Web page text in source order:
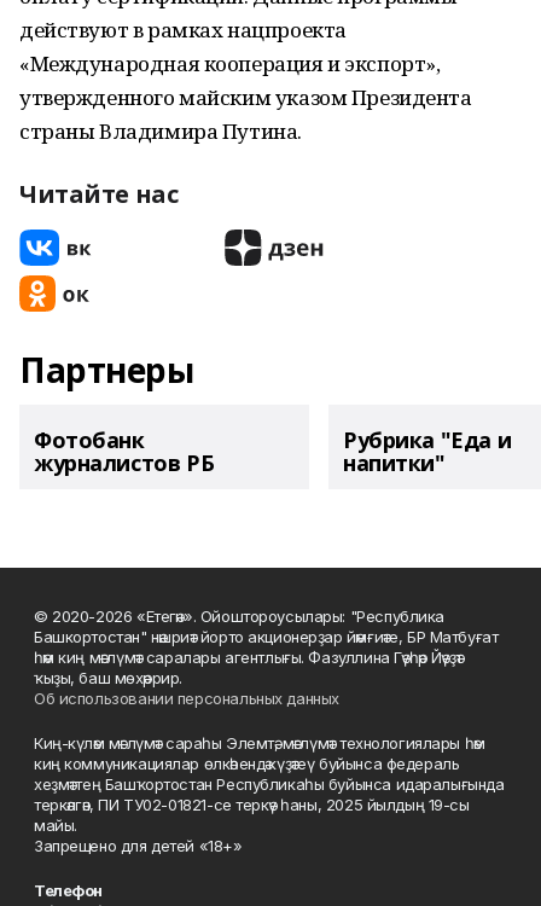
действуют в рамках нацпроекта
«Международная кооперация и экспорт»,
утвержденного майским указом Президента
страны Владимира Путина.
Читайте нас
Партнеры
Фотобанк
журналистов РБ
Рубрика "Еда и
напитки"
© 2020-2026 «Етегән». Ойоштороусылары: "Республика
Башкортостан" нәшриәт йорто акционерҙар йәмғиәте, БР Матбуғат
һәм киң мәғлүмәт саралары агентлығы. Фазуллина Гәүһәр Йәүҙәт
ҡыҙы, баш мөхәррир.
Об использовании персональных данных
Киң-күләм мәғлүмәт сараһы Элемтә, мәғлүмәт технологиялары һәм
киң коммуникациялар өлкәһендә күҙәтеү буйынса федераль
хеҙмәттең Башҡортостан Республикаһы буйынса идаралығында
теркәлгән, ПИ ТУ02-01821-се теркәү һаны, 2025 йылдың 19-сы
майы.
Запрещено для детей «18+»
Телефон